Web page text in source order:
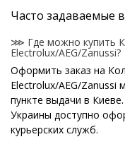
Часто задаваемые
⋙ Где можно купить
Electrolux/AEG/Zanussi?
Оформить заказ на
Electrolux/AEG/
пункте выдачи в
Украины доступно
курьерских служб.